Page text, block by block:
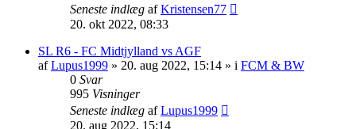
Seneste indlæg afKristensen77
20. okt 2022, 08:33
SL R6 - FC Midtjylland vs AGF
afLupus1999 » 20. aug 2022, 15:14 » i FCM & BW
0 Svar
995 Visninger
Seneste indlæg afLupus1999
20. aug 2022, 15:14